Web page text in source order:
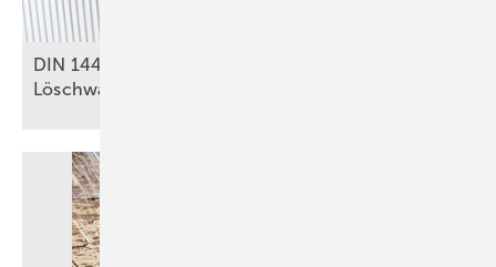
DIN 14462: Was für SHK-Betriebe zu
Löschwasseranlagen relevant